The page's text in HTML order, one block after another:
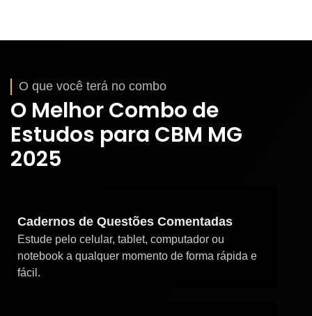
O que você terá no combo
O Melhor Combo de
Estudos para CBM MG
2025
Cadernos de Questões Comentadas
Estude pelo celular, tablet, computador ou
notebook a qualquer momento de forma rápida e
fácil.